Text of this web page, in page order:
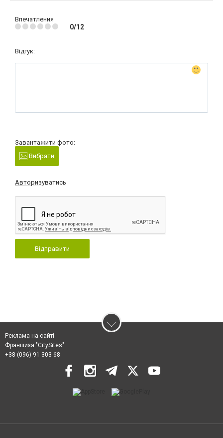
Впечатления
0/12
Відгук:
Завантажити фото:
Вибрати
Авторизуватись
Відправити
Реклама на сайті
Франшиза "CitySites"
+38 (096) 91 303 68